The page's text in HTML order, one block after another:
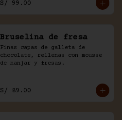
S/ 99.00
Bruselina de fresa
Finas capas de galleta de
chocolate, rellenas con mousse
de manjar y fresas.
S/ 89.00